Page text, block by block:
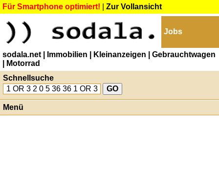
Für Smartphone optimiert! Zur Vollansicht
Jobs
sodala.net | Immobilien | Kleinanzeigen
| Gebrauchtwagen
| Motorrad
Schnellsuche
Menü